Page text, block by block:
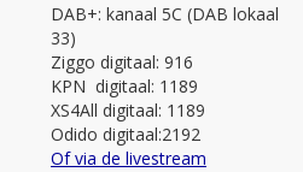
DAB+: kanaal 5C (DAB lokaal
33)
Ziggo digitaal: 916
KPN digitaal: 1189
XS4All digitaal: 1189
Odido digitaal:2192
Of via de livestream